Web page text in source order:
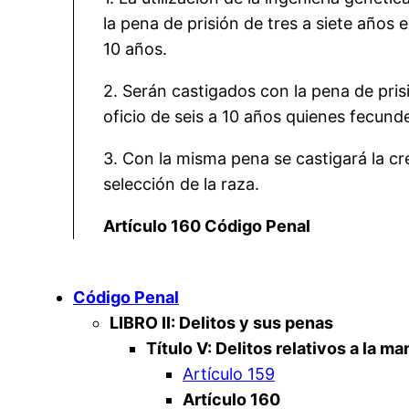
la pena de prisión de tres a siete años
10 años.
2. Serán castigados con la pena de
oficio de seis a 10 años quienes
3. Con la misma pena se castigará la
selección de la raza.
Artículo 160 Código Penal
Código Penal
LIBRO II: Delitos y sus penas
Título V: Delitos relativos a la
Artículo 159
Artículo 160